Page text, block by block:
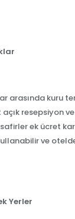
arasında kuru
resepsiyon
ek ücret
ve
Yerler